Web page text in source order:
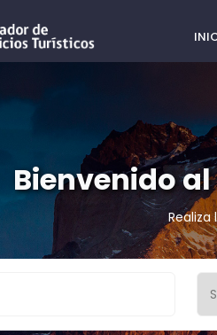
Bienvenido